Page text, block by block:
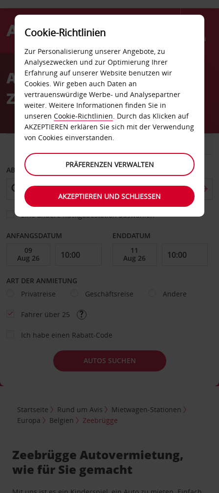
Menü
AvisAutovermietung
Zeebrügge
ABHOLEN VON
Eine andere Rückgabestation auswählen
ANFANGSDATUM ENDDATUM
ART DER ANMIETUNG
Privatreise
Geschäftsreise Andere
Fahrer über 25
Ich habe einen Rabatt-Code
AUTOS SUCHEN
Startseite Rund um Avis
Mietwagen-Stationen
Europa
Belgien Zeebrügge
Zeebrügge Autovermietung,
wie für Sie gemacht
Cookie-Richtlinien
Zur Personalisierung unserer Angebote, zu
Analysezwecken und zur Optimierung Ihrer
Erfahrung auf unserer Website benutzen wir
Cookies. Wir geben auch Daten an
vertrauenswürdige Werbe- und Analysepartner
weiter. Weitere Informationen finden Sie in
unseren Cookie-Richtlinien. Durch das Klicken auf
AKZEPTIEREN erklären Sie sich mit der Verwendung
von Cookies einverstanden.
PRÄFERENZEN VERWALTEN
AKZEPTIEREN UND SCHLIESSEN